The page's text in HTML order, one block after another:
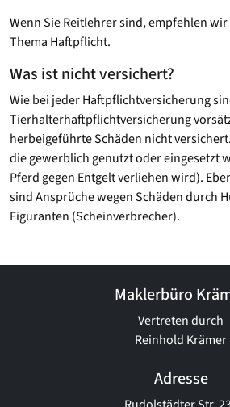
Wenn Sie Reitlehrer sind, empfehlen
Thema Haftpflicht.
Was ist nicht versichert?
Wie bei jeder Haftpflichtversicherung
Tierhalterhaftpflichtversicherung
herbeigeführte Schäden nicht
die gewerblich genutzt oder eingesetzt
Pferd gegen Entgelt verliehen wird).
sind Ansprüche wegen Schäden durch
Figuranten (Scheinverbrecher).
Maklerbüro
Vertreten durch
Reinhold Krämer
Adresse